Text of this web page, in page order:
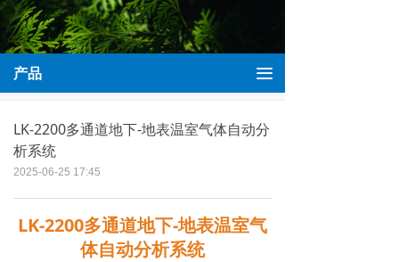
联系我们
文件下载
LK-2200多通道地下-地表温室气体自动分
析系统
LK-2200多通道地下-地表温室气
体自动分析系统
2025-06-25 17:45
产品 끀